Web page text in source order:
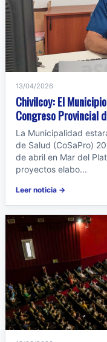
13/04/2026
Chivilcoy: El
Congreso Provincial
La Municipalidad
de Salud (CoSaPro)
de abril en Mar del
proyectos elabo...
Leer noticia →